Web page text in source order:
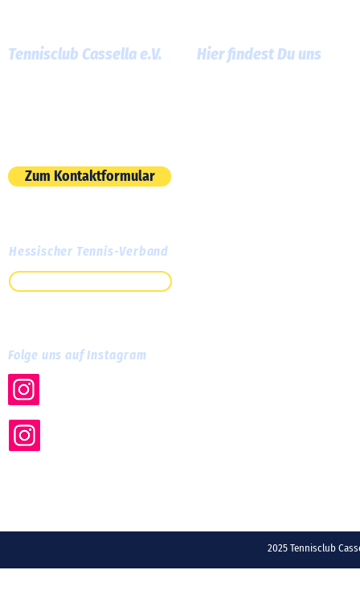
Tennisclub Cassella e.V.
Zum Kontaktformular
Hessischer Tennis-Verband
Folge uns auf Instagram
Hier findest Du uns
2025 Tennisclub